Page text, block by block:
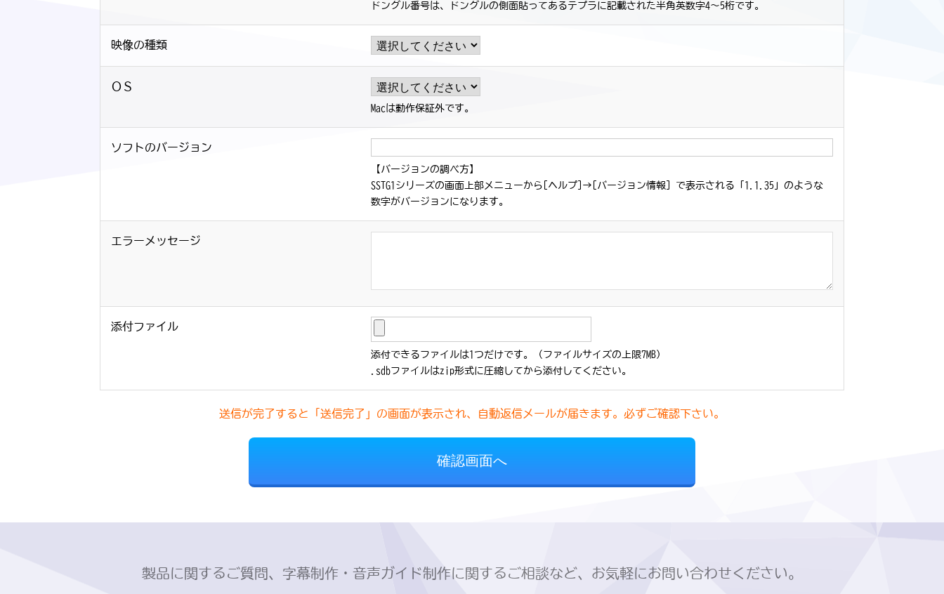
ドングル番号は、ドングルの側面貼ってあるテプラに記載された半角英数字4～5桁です。
映像の種類
ＯＳ
Macは動作保証外です。
ソフトのバージョン
【バージョンの調べ方】
SSTG1シリーズの画面上部メニューから[ヘルプ]→[バージョン情報] で表示される「1.1.35」のような
数字がバージョンになります。
エラーメッセージ
添付ファイル
添付できるファイルは1つだけです。（ファイルサイズの上限7MB）
.sdbファイルはzip形式に圧縮してから添付してください。
送信が完了すると「送信完了」の画面が表示され、自動返信メールが届きます。必ずご確認下さい。
製品に関するご質問、字幕制作・音声ガイド制作に関するご相談など、お気軽にお問い合わせください。